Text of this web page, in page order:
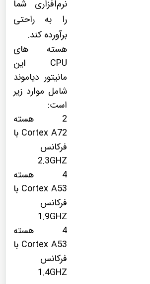
نرم‌افزاری شما
را به راحتی
برآورده کند.
هسته های
CPU این
مانیتور دیاموند
شامل موارد زیر
است:
2 هسته
Cortex A72 با
فرکانس
2.3GHZ
4 هسته
Cortex A53 با
فرکانس
1.9GHZ
4 هسته
Cortex A53 با
فرکانس
1.4GHZ